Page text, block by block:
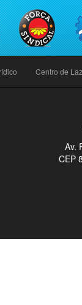
Centro de
Av.
CEP